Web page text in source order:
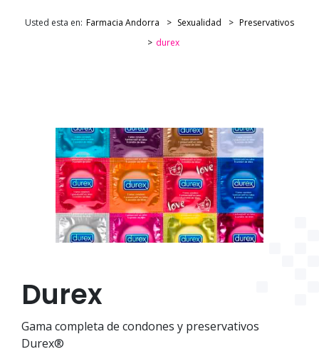
Usted esta en: Farmacia Andorra Sexualidad
Preservativos
durex
Durex
Gama completa de condones y preservativos
Durex®